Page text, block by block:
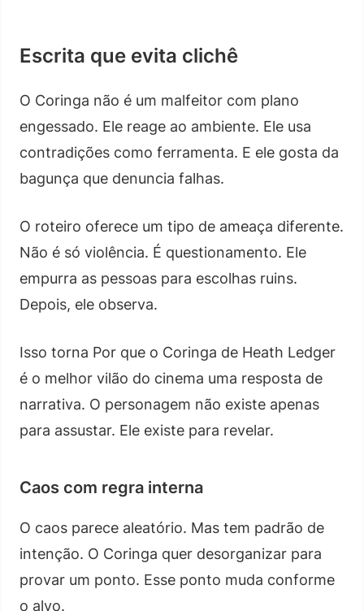
Escrita que evita clichê
O Coringa não é um malfeitor com plano
engessado. Ele reage ao ambiente. Ele usa
contradições como ferramenta. E ele gosta da
bagunça que denuncia falhas.
O roteiro oferece um tipo de ameaça diferente.
Não é só violência. É questionamento. Ele
empurra as pessoas para escolhas ruins.
Depois, ele observa.
Isso torna Por que o Coringa de Heath Ledger
é o melhor vilão do cinema uma resposta de
narrativa. O personagem não existe apenas
para assustar. Ele existe para revelar.
Caos com regra interna
O caos parece aleatório. Mas tem padrão de
intenção. O Coringa quer desorganizar para
provar um ponto. Esse ponto muda conforme
o alvo.